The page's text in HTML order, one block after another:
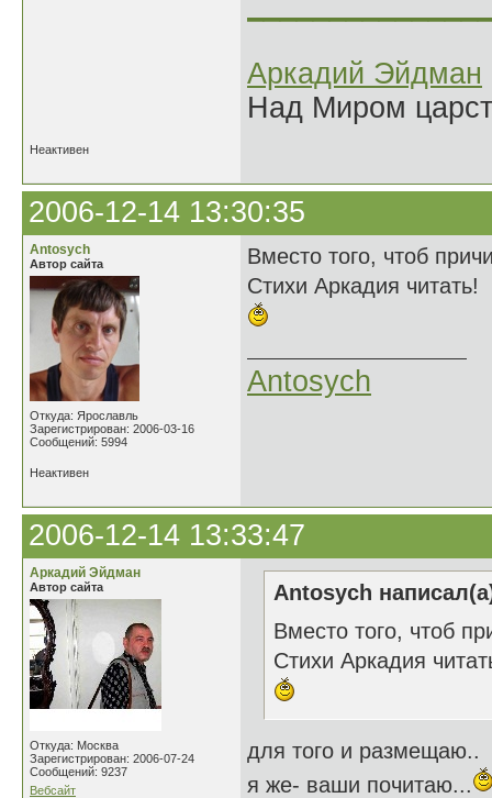
Аркадий Эйдман
Над Миром
Неактивен
2006-12-14 13:30:35
Antosych
Автор сайта
Откуда: Ярославль
Зарегистрирован: 2006-03-16
Сообщений: 5994
Вместо того, чтоб
Стихи Аркадия читать!
Antosych
Неактивен
2006-12-14 13:33:47
Аркадий Эйдман
Автор сайта
Откуда: Москва
Зарегистрирован: 2006-07-24
Сообщений: 9237
Вебсайт
Antosych
Вместо того, чтоб
Стихи Аркадия
для того и размещаю..
я же- ваши почитаю...